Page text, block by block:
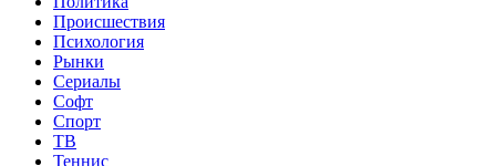
Происшествия
Психология
Рынки
Сериалы
Софт
Спорт
ТВ
Теннис